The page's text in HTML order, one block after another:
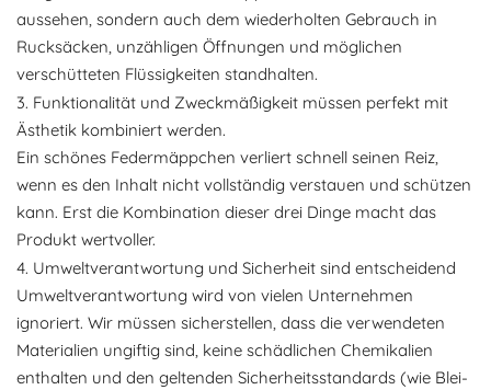
aussehen, sondern auch dem wiederholten Gebrauch in
Rucksäcken, unzähligen Öffnungen und möglichen
verschütteten Flüssigkeiten standhalten.
3. Funktionalität und Zweckmäßigkeit müssen perfekt mit
Ästhetik kombiniert werden.
Ein schönes Federmäppchen verliert schnell seinen Reiz,
wenn es den Inhalt nicht vollständig verstauen und schützen
kann. Erst die Kombination dieser drei Dinge macht das
Produkt wertvoller.
4. Umweltverantwortung und Sicherheit sind entscheidend
Umweltverantwortung wird von vielen Unternehmen
ignoriert. Wir müssen sicherstellen, dass die verwendeten
Materialien ungiftig sind, keine schädlichen Chemikalien
enthalten und den geltenden Sicherheitsstandards (wie Blei-